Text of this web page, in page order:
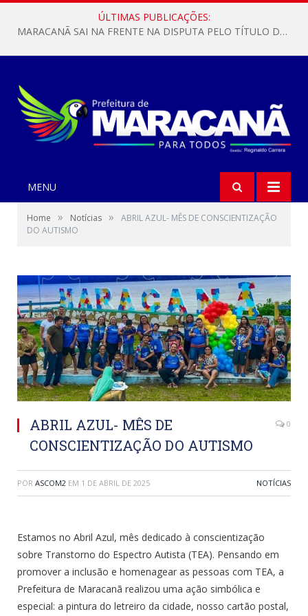
ÚLTIMAS PUBLICAÇÕES:
MARACANÃ SAI NA FRENTE NA DISPUTA PELO TÍTULO DA COPA PARÁ SUB-17!
MENU
Home » Notícias »
ABRIL AZUL- MÊS DE CONSCIENTIZAÇÃO
DO AUTISMO
ABRIL AZUL- MÊS DE
CONSCIENTIZAÇÃO DO AUTISMO
0
POR ASCOM2 EM 1 DE ABRIL DE 2025 NOTÍCIAS
Estamos no Abril Azul, mês dedicado à conscientização
sobre Transtorno do Espectro Autista (TEA). Pensando em
promover a inclusão e homenagear as pessoas com TEA, a
Prefeitura de Maracanã realizou uma ação simbólica e
especial: a pintura do letreiro da cidade, nosso cartão postal,